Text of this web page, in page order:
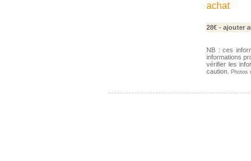
achat
28€ - ajouter
NB : ces
informations
vérifier les
caution.
Photos